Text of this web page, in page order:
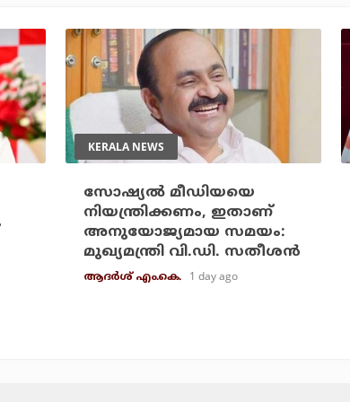
KERALA NEWS
സോഷ്യല്‍ മീഡിയയെ
നിയന്ത്രിക്കണം, ഇതാണ്
അനുയോജ്യമായ സമയം:
മുഖ്യമന്ത്രി വി.ഡി. സതീശന്‍
ആദർശ് എം.കെ. 1 day ago